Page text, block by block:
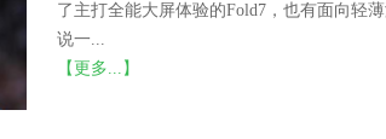
了主打全能大屏体验的Fold7，也有面向轻
说一...
【更多...】